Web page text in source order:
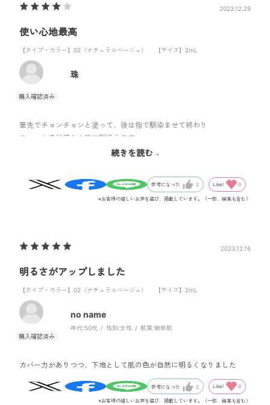
のが素晴らしい。
の後に塗ってみましたが、簡単に肌が綺麗になり気分最高！
目に染みないし、値段もお手頃だし、一応UVカットできるし、超絶オ
ススメします！
2023.12.29
使い心地最高
【タイプ・カラー】02（ナチュラルベージュ） 【サイズ】2mL
珠
筆先でチョンチョンと塗って、後は指で馴染ませて終わり
スーーと違和感なく肌に馴染みます
ただ筆先から出る量がわかりづらく、少なかったり、多かったり
続きを読む
参考になった 2 Like! 0
※お客様の嬉しいお声を選び、掲載しています。（一部、編集も含む）
2023.12.16
明るさがアップしました
【タイプ・カラー】02（ナチュラルベージュ） 【サイズ】2mL
no name
年代:50代 性別:女性 肌質:敏感肌
カバー力がありつつ、下地として肌の色が自然に明るくなりました
参考になった 2 Like! 0
※お客様の嬉しいお声を選び、掲載しています。（一部、編集も含む）